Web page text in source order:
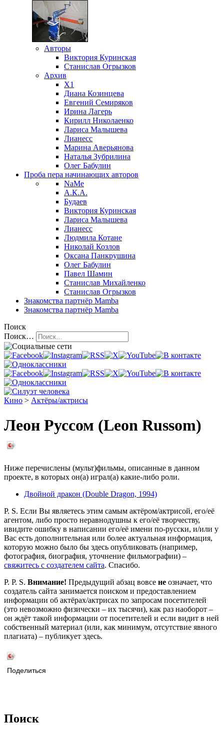
Авторы
Виктория Куринская
Станислав Огрызков
Архив
X1
Диана Козинцева
Евгений Семиряков
Ирина Лагерь
Кирилл Николаенко
Лариса Малышева
Лианесс
Марина Аверьянова
Наталья Зубрилина
Олег Бабулин
Проба пера начинающих авторов
NaMe
А.К.А.
Будаев
Виктория Куринская
Лариса Малышева
Лианесс
Людмила Котане
Николай Козлов
Оксана Панкрушина
Олег Бабулин
Павел Шамин
Станислав Михайленко
Станислав Огрызков
Знакомства партнёр Mamba
Знакомства партнёр Mamba
Поиск
Поиск…
Кино > Актёры/актрисы
Леон Руссом (Leon Russom)
Ниже перечислены (мульт)фильмы, описанные в данном
проекте, в которых он(а) играл(а) какие-либо роли.
Двойной дракон (Double Dragon, 1994)
P. S. Если Вы являетесь этим самым актёром/актрисой, его/её
агентом, либо просто неравнодушны к его/её творчеству,
ивидите ошибку в написании его/её имени по-русски, и/или у
Вас есть дополнительная или более актуальная информация,
которую можно было бы здесь опубликовать (например,
фотография, биография, уточнение фильмографии) –
свяжитесь с создателем сайта. Спасибо.
P. P. S. Внимание! Предыдущий абзац вовсе не означает, что
создатель сайта занимается поиском и предоставлением
информации об актёрах/актрисах по запросам посетителей
(это невозможно физически – их тысячи), как раз наоборот –
он ждёт такой информации от посетителей и если видит в ней
собственный материал (или, как минимум, отсутствие явного
плагиата) – публикует здесь.
Поделиться
Поиск